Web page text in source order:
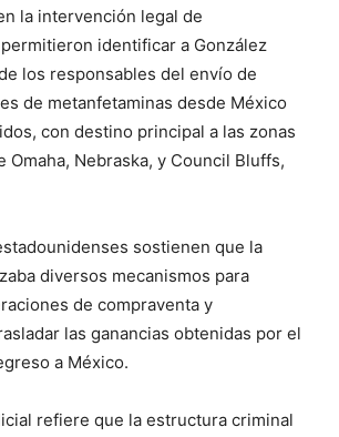
la intervención legal de
identificar a González
los responsables del envío de
de metanfetaminas desde México
con destino principal a las zonas
Omaha, Nebraska, y Council Bluffs,
sostienen que la
diversos mecanismos para
de compraventa y
las ganancias obtenidas por el
a México.
refiere que la estructura criminal